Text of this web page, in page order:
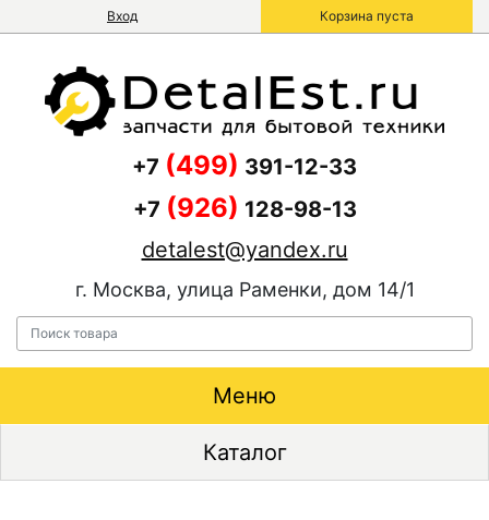
Вход Корзина пуста
+7 (499) 391-12-33
+7 (926) 128-98-13
detalest@yandex.ru
г. Москва, улица Раменки, дом 14/1
Меню
Каталог